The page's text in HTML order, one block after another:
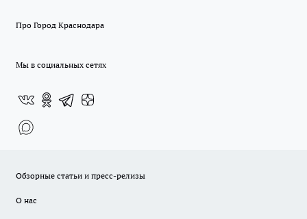
Про Город Краснодара
Мы в социальных сетях
Обзорные статьи и пресс-релизы
О нас